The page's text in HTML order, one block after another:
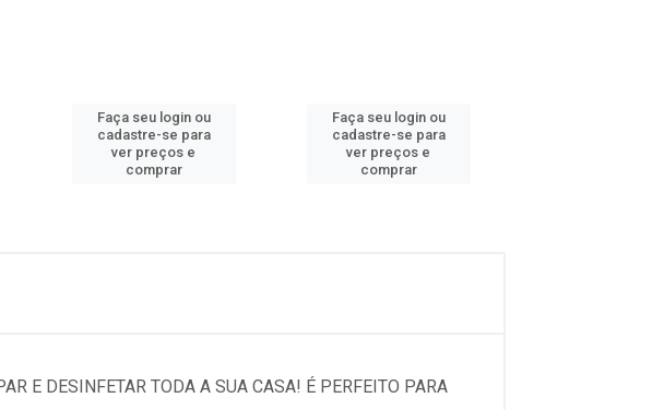
Faça seu login ou
cadastre-se para
ver preços e
comprar
Faça seu login ou
cadastre-se para
ver preços e
comprar
E DESINFETAR TODA A SUA CASA! É PERFEITO PARA